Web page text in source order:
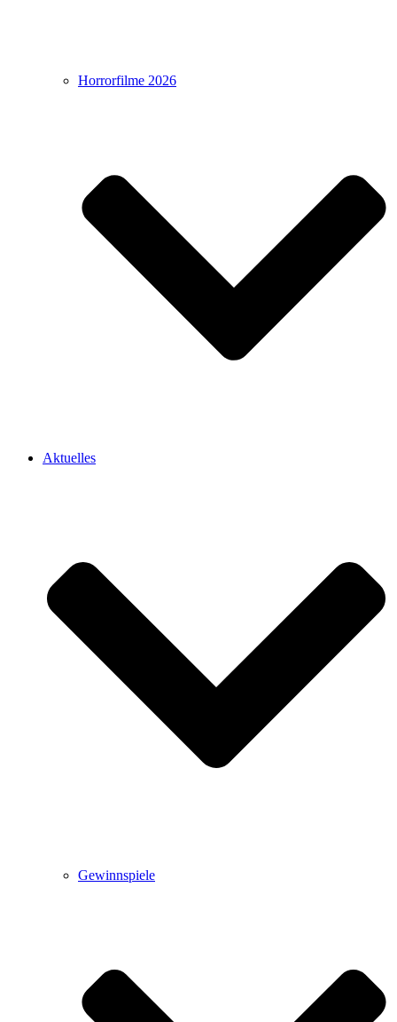
Horrorfilme 2026
Aktuelles
Gewinnspiele